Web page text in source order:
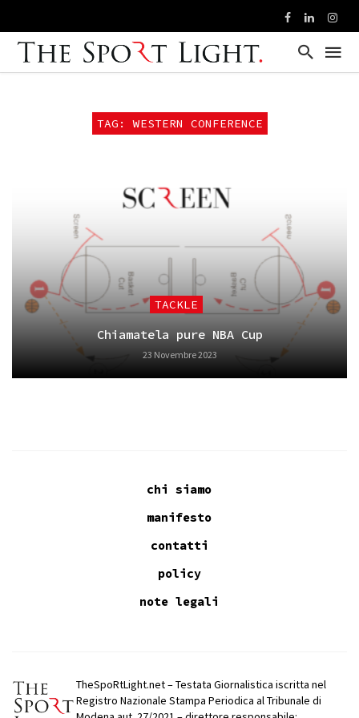
TAG: WESTERN CONFERENCE
TACKLE
Chiamatela pure NBA Cup
23 Novembre 2023
chi siamo
manifesto
contatti
policy
note legali
TheSpoRtLight.net – Testata Giornalistica iscritta nel
Registro Nazionale Stampa Periodica al Tribunale di